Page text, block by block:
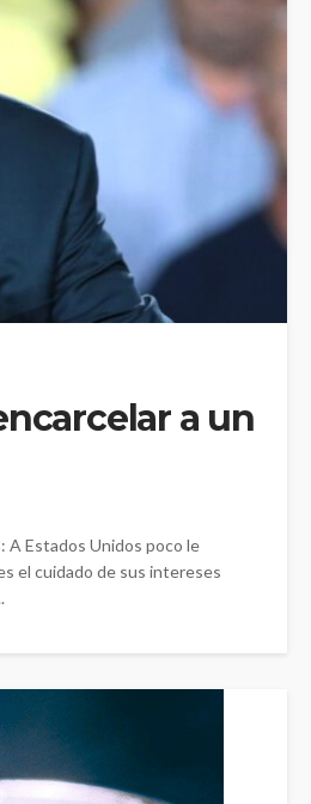
a un
A Estados Unidos poco le
el cuidado de sus intereses